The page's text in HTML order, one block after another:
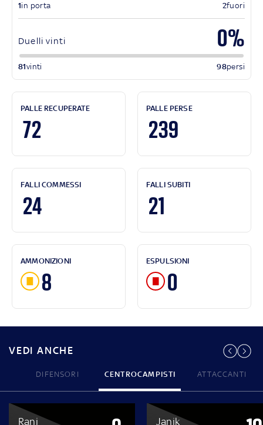
1in porta 2fuori
Duelli vinti 0%
81vinti 98persi
PALLE RECUPERATE
72
PALLE PERSE
239
FALLI COMMESSI
24
FALLI SUBITI
21
AMMONIZIONI
8
ESPULSIONI
0
VEDI ANCHE
DIFENSORI CENTROCAMPISTI ATTACCANTI
Rani Janik